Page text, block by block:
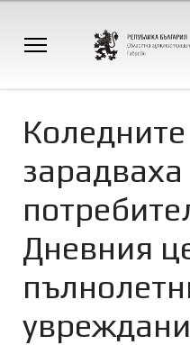
зарадваха
Дневния